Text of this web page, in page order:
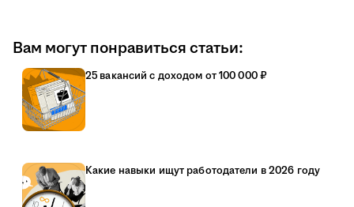
Вам могут понравиться статьи:
25 вакансий с доходом от 100 000 ₽
Какие навыки ищут работодатели в 2026 году